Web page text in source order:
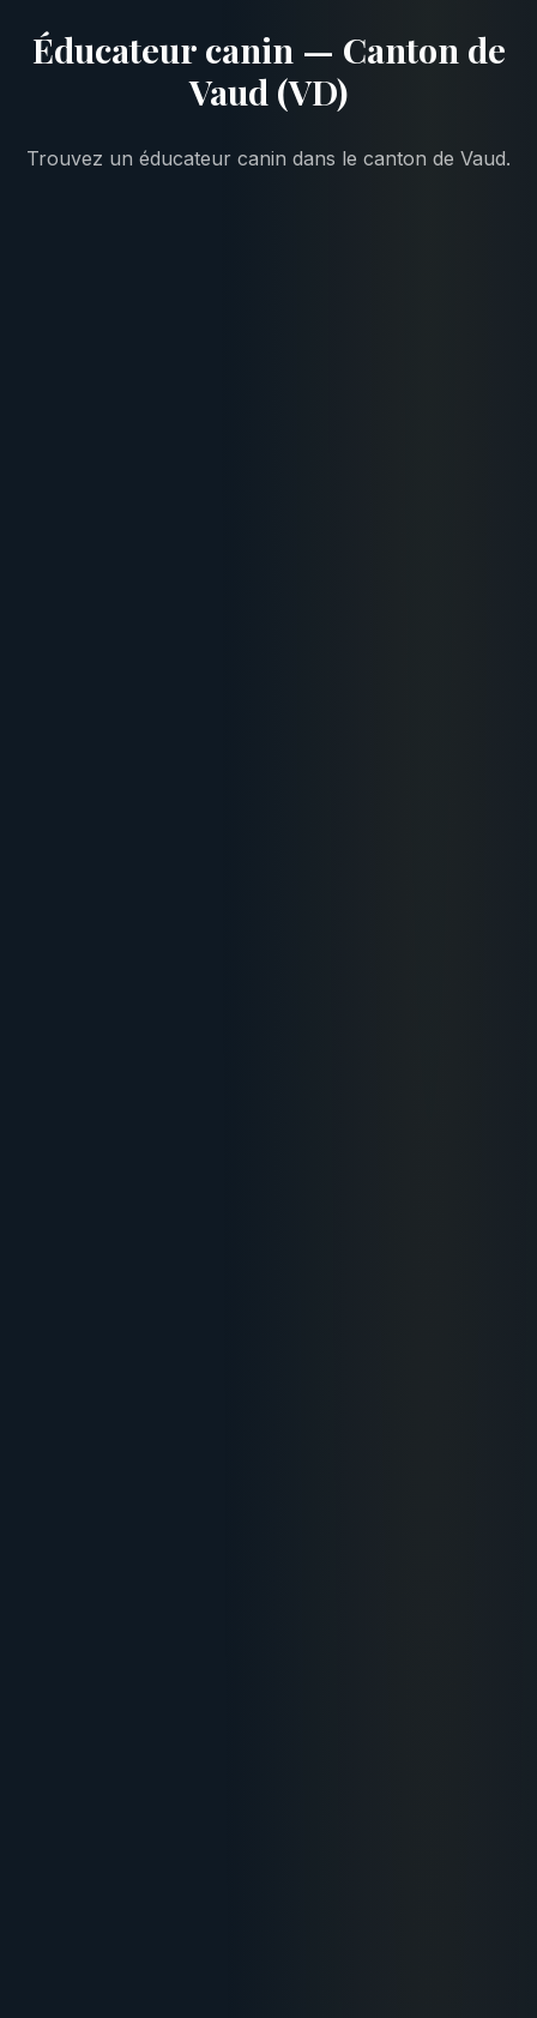
Éducateur canin — Canton de
Vaud (VD)
Trouvez un éducateur canin dans le canton de Vaud.